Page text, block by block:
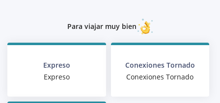
Para viajar muy bien
Expreso
Expreso
Conexiones Tornado
Conexiones Tornado